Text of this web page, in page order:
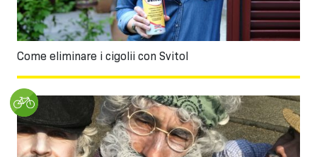
Come eliminare i cigolii con Svitol